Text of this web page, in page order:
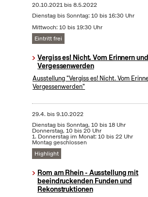
20.10.2021bis8.5.2022
Dienstag bis Sonntag: 10 bis 16:30 Uhr
Mittwoch: 10 bis 19:30 Uhr
Eintritt frei
Vergiss es! Nicht. Vom Erinnern und
Vergessenwerden
Ausstellung "Vergiss es! Nicht. Vom
Vergessenwerden"
29.4. bis9.10.2022
Dienstag bis Sonntag, 10 bis 18 Uhr
Donnerstag, 10 bis 20 Uhr
1. Donnerstag im Monat: 10 bis 22 Uhr
Montag geschlossen
Highlight
Rom am Rhein - Ausstellung mit
beeindruckenden Funden und
Rekonstruktionen